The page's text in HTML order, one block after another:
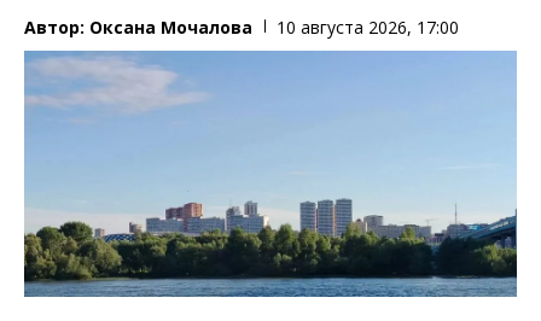
Автор: Оксана Мочалова 10 августа 2026, 17:00